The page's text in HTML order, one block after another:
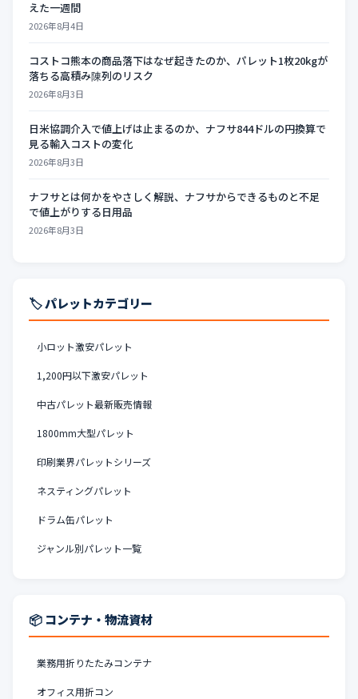
えた一週間
2026年8月4日
コストコ熊本の商品落下はなぜ起きたのか、パレット1枚20kgが
落ちる高積み陳列のリスク
2026年8月3日
日米協調介入で値上げは止まるのか、ナフサ844ドルの円換算で
見る輸入コストの変化
2026年8月3日
ナフサとは何かをやさしく解説、ナフサからできるものと不足
で値上がりする日用品
2026年8月3日
🏷️ パレットカテゴリー
小ロット激安パレット
1,200円以下激安パレット
中古パレット最新販売情報
1800mm大型パレット
印刷業界パレットシリーズ
ネスティングパレット
ドラム缶パレット
ジャンル別パレット一覧
📦 コンテナ・物流資材
業務用折りたたみコンテナ
オフィス用折コン